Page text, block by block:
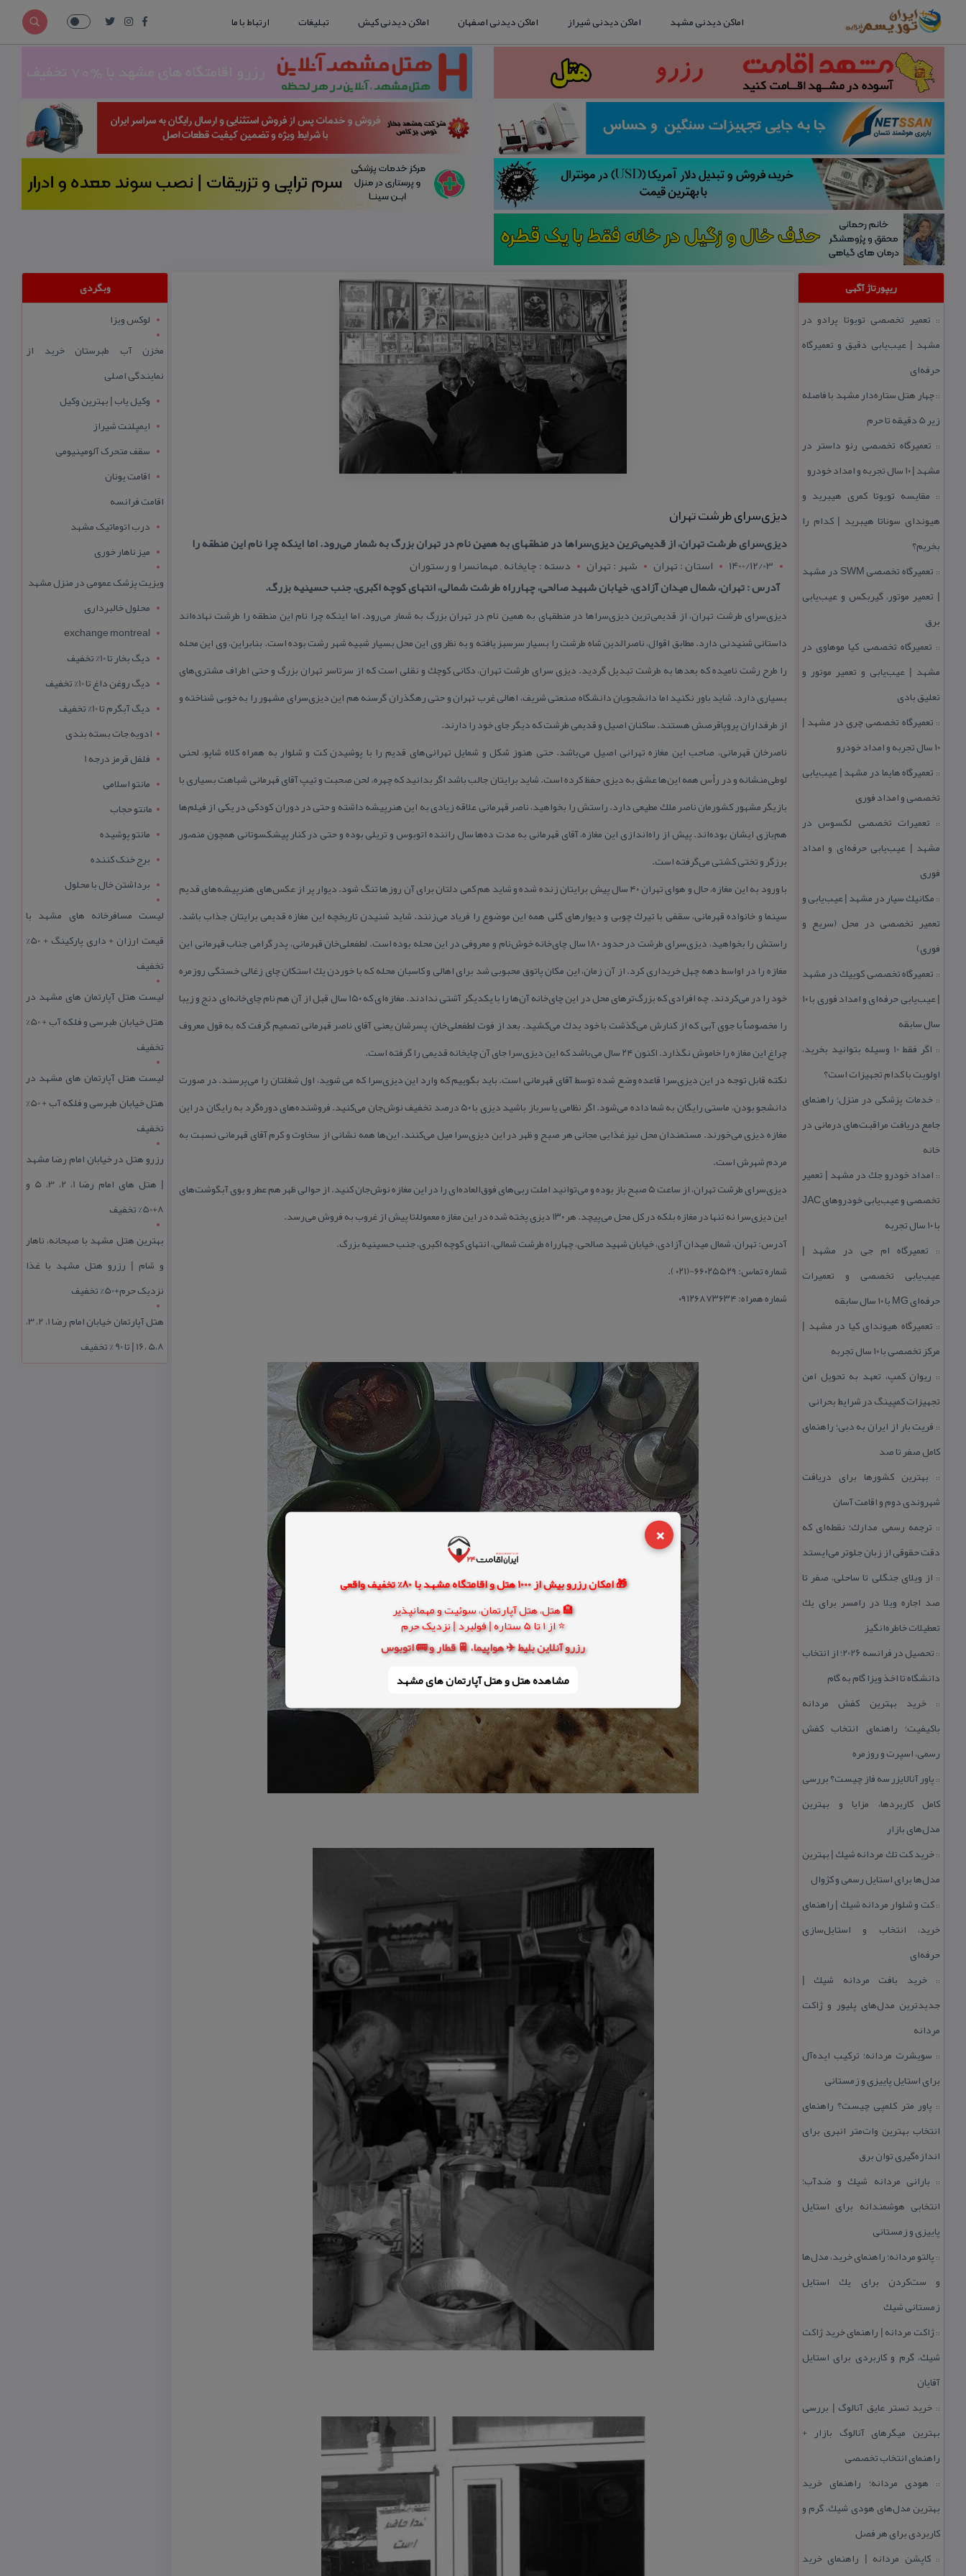
×
🎁 امکان رزرو بیش از 1000 هتل و اقامتگاه مشهد با 80% تخفیف واقعی
🏨 هتل، هتل آپارتمان، سوئیت و مهمانپذیر
⭐ از 1 تا 5 ستاره | فولبرد | نزدیک حرم
رزرو آنلاین بلیط ✈️ هواپیما، 🚆 قطار و 🚌 اتوبوس
مشاهده هتل و هتل‌ آپارتمان های مشهد
اماکن دیدنی مشهد اماکن دیدنی شیراز اماکن دیدنی اصفهان اماکن دیدنی کیش تبلیغات ارتباط با ما
ریپورتاژ آگهی
:: تعمیر تخصصی تویوتا پرادو در
مشهد | عیب‌یابی دقیق و تعمیرگاه
حرفه‌ای
::چهار هتل‌ ستاره‌دار مشهد با فاصله
زیر 5 دقیقه تا حرم
:: تعمیرگاه تخصصی رنو داستر در
مشهد | ۱۰ سال تجربه و امداد خودرو
:: مقایسه تویوتا كمری هیبرید و
هیوندای سوناتا هیبرید | كدام را
بخریم؟
::
تعمیرگاه تخصصی SWM در مشهد
| تعمیر موتور، گیربكس و عیب‌یابی
برق
:: تعمیرگاه تخصصی كیا موهاوی در
مشهد | عیب‌یابی و تعمیر موتور و
تعلیق بادی
:: تعمیرگاه تخصصی چری در مشهد |
۱۰ سال تجربه و امداد خودرو
:: تعمیرگاه هایما در مشهد | عیب‌یابی
تخصصی و امداد فوری
:: تعمیرات تخصصی لكسوس در
مشهد | عیب‌یابی حرفه‌ای و امداد
فوری
:: مكانیك سیار در مشهد | عیب‌یابی و
تعمیر تخصصی در محل (سریع و
فوری)
:: تعمیرگاه تخصصی كوییك در مشهد
| عیب‌یابی حرفه‌ای و امداد فوری با ۱۰
سال سابقه
::
اگر فقط 10 وسیله بتوانید بخرید،
اولویت با كدام تجهیزات است؟
:: خدمات پزشكی در منزل؛ راهنمای
جامع دریافت مراقبت‌های درمانی در
خانه
:: امداد خودرو جك در مشهد | تعمیر
تخصصی و عیب‌یابی خودروهای JAC
با ۱۰ سال تجربه
:: تعمیرگاه ام جی در مشهد |
عیب‌یابی تخصصی و تعمیرات
حرفه‌ای MG با ۱۰ سال سابقه
:: تعمیرگاه هیوندای كیا در مشهد |
مركز تخصصی با ۱۰ سال تجربه
:: ریوان كمپ، تعهد به تحویل امن
تجهیزات كمپینگ در شرایط بحرانی
:: فریت بار از ایران به دبی؛ راهنمای
كامل صفر تا صد
:: بهترین كشورها برای دریافت
شهروندی دوم و اقامت آسان
:: ترجمه رسمی مدارك؛ نقطه‌ای كه
دقت حقوقی از زبان جلوتر می‌ایستد
:: از ویلای جنگلی تا ساحلی، صفر تا
صد اجاره ویلا در رامسر برای یك
تعطیلات خاطره‌انگیز
::
تحصیل در فرانسه 2026؛ از انتخاب
دانشگاه تا اخذ ویزا گام به گام
::خرید بهترین كفش مردانه
باكیفیت؛ راهنمای انتخاب كفش
رسمی، اسپرت و روزمره
:: پاور آنالایزر سه فاز چیست؟ بررسی
كامل كاربردها، مزایا و بهترین
مدل‌های بازار
::خرید كت تك مردانه شیك | بهترین
مدل‌ها برای استایل رسمی و كژوال
::كت و شلوار مردانه شیك | راهنمای
خرید، انتخاب و استایل‌سازی
حرفه‌ای
::خرید بافت مردانه شیك |
جدیدترین مدل‌های پلیور و ژاكت
مردانه
:: سویشرت مردانه؛ تركیب ایده‌آل
برای استایل پاییزی و زمستانی
:: پاور متر كلمپی چیست؟ راهنمای
انتخاب بهترین وات‌متر انبری برای
اندازه‌گیری توان برق
:: بارانی مردانه شیك و ضدآب؛
انتخابی هوشمندانه برای استایل
پاییزی و زمستانی
:: پالتو مردانه؛ راهنمای خرید، مدل‌ها
و ست‌كردن برای یك استایل
زمستانی شیك
::ژاكت مردانه | راهنمای خرید ژاكت
شیك، گرم و كاربردی برای استایل
آقایان
:: خرید تستر عایق آنالوگ | بررسی
بهترین میگرهای آنالوگ بازار +
راهنمای انتخاب تخصصی
:: هودی مردانه؛ راهنمای خرید
بهترین مدل‌های هودی شیك، گرم و
كاربردی برای هر فصل
::كاپشن مردانه | راهنمای خرید
دیزی‌سرای طرشت تهران
دیزی‌سرای طرشت تهران، از قدیمی‌ترین دیزی‌سراها در منطقهای به همین نام در تهران بزرگ به شمار می‌رود. اما اینكه چرا نام این منطقه را
1400/12/03
استان : تهران شهر : تهران
دسته : چایخانه , مهمانسرا و رستوران
آدرس : تهران، شمال میدان آزادی، خیابان شهید صالحی، چهارراه طرشت شمالی، انتهای كوچه اكبری، جنب حسینیه بزرگ.
دیزی‌سرای طرشت تهران، از قدیمی‌ترین دیزی‌سراها در منطقهای به همین نام در تهران بزرگ به شمار می‌رود. اما اینكه چرا نام این منطقه را طرشت نهاده‌اند
داستانی شنیدنی دارد. مطابق اقوال، ناصرالدین شاه طرشت را بسیار سرسبز یافته و به نظر وی این محل بسیار شبیه شهر رشت بوده است. بنابراین، وی این محله
را طرح رشت نامیده كه بعدها به طرشت تبدیل گردید. دیزی سرای طرشت تهران، دكانی كوچك و نقلی است كه از سرتاسر تهران بزرگ و حتی اطراف مشتری‌های
بسیاری دارد. شاید باور نكنید اما دانشجویان دانشگاه صنعتی شریف، اهالی غرب تهران و حتی رهگذران گرسنه هم این دیزی‌سرای مشهور را به خوبی شناخته و
از طرفداران پروپاقرصش هستند. ساكنان اصیل و قدیمی طرشت كه دیگر جای خود را دارند.
ناصر‌خان قهرمانی، صاحب این مغازه تهرانی اصیل می‌باشد. حتی هنوز شكل و شمایل تهرانی‌های قدیم را با پوشیدن كت و شلوار به همراه كلاه شاپو، لحنی
لوطی‌منشانه و در رأس همه این‌ها عشق به دیزی حفظ كرده است. شاید برایتان جالب باشد اگر بدانید كه چهره، لحن صحبت و تیپ آقای قهرمانی شباهت بسیاری با
بازیگر مشهور كشورمان ناصر ملك مطیعی دارد. راستش را بخواهید، ناصر قهرمانی علاقه زیادی به این هنرپیشه داشته و حتی در دوران كودكی در یكی از فیلم‌ها
هم‌بازی ایشان بوده‌اند. پیش از راه‌اندازی این مغازه، آقای قهرمانی به مدت ده‌ها سال راننده اتوبوس و تریلی بوده و حتی در كنار پیشكسوتانی همچون منصور
برزگر و تختی كشتی می‌گرفته است.
با ورود به این مغازه، حال و هوای تهران ۴۰ سال پیش برایتان زنده شده و شاید هم كمی دلتان برای آن روزها تنگ شود. دیوار پر از عكس‌های هنرپیشه‌های قدیم
سینما و خانواده قهرمانی، سقفی با تیرك چوبی و دیوارهای گلی همه این موضوع را فریاد می‌زنند. شاید شنیدن تاریخچه این مغازه قدیمی برایتان جذاب باشد.
راستش را بخواهید، دیزی‌سرای طرشت در حدود ۱۸۰ سال چای‌خانه خوش‌نام و معروفی در این محله بوده است. لطفعلی‌خان قهرمانی، پدر گرامی جناب قهرمانی این
مغازه را در اواسط دهه چهل خریداری كرد. از آن زمان، این مكان پاتوق محبوبی شد برای اهالی و كاسبان محله كه با خوردن یك استكان چای زغالی خستگی روزمره
خود را در می‌كردند. چه افرادی كه بزرگ‌ترهای محل در این چای‌خانه آن‌ها را با یكدیگر آشتی ندادند. مغازه‌ای كه ۱۵۰ سال قبل از آن هم نام چای‌خانه‌ای دنج و زیبا
را مخصوصاٌ با جوی آبی كه از كنارش می‌گذشت با خود یدك می‌كشید. بعد از فوت لطفعلی‌خان، پسرشان یعنی آقای ناصر قهرمانی تصمیم گرفت كه به قول معروف
چراغ این مغازه را خاموش نگذارد. اكنون ۲۴ سال می‌باشد كه این دیزی‌سرا جای آن چایخانه قدیمی را گرفته است.
نكته قابل توجه در این دیزی‌سرا قاعده وضع شده توسط آقای قهرمانی است. باید بگوییم كه وارد این دیزی‌سرا كه می شوید، اول شغلتان را می‌پرسند. در صورت
دانشجو بودن، ماستی رایگان به شما داده می‌شود. اگر نظامی یا سرباز باشید دیزی با ۵۰ درصد تخفیف نوش‌جان می‌كنید. فروشنده‌های دوره‌گرد به رایگان در این
مغازه دیزی می‌خورند. مستمندان محل نیز غذایی مجانی هر صبح و ظهر در این دیزی‌سرا میل می‌كنند. این‌ها همه نشانی از سخاوت و كرم آقای قهرمانی نسبت به
مردم شهرش است.
دیزی‌سرای طرشت تهران، از ساعت ۵ صبح باز بوده و می‌توانید املت ربی‌های فوق‌العاده‌ای را در این مغازه نوش‌جان كنید. از حوالی ظهر هم عطر و بوی آبگوشت‌های
این دیزی‌سرا نه تنها در مغازه بلكه در كل محل می‌پیچد. هر ۱۳۰ دیزی پخته شده در این مغازه معمولاٌ تا پیش از غروب به فروش می‌رسد.
آدرس: تهران، شمال میدان آزادی، خیابان شهید صالحی، چهارراه طرشت شمالی، انتهای كوچه اكبری، جنب حسینیه بزرگ.
شماره تماس: ۶۶۰۲۵۵۲۹-(۰۲۱ ).
شماره همراه: ۰۹۱۲۶۸۷۳۶۳۴
وبگردی
لوکس ویزا
مخزن آب طبرستان خرید از
نمایندگی اصلی
وکیل یاب | بهترین وکیل
ایمپلنت شیراز
سقف متحرک آلومینیومی
اقامت یونان
اقامت فرانسه
درب اتوماتیک مشهد
میز ناهار خوری
ویزیت پزشک عمومی در منزل مشهد
محلول خالبرداری
exchange montreal
دیگ بخار تا 10% تخفیف
دیگ روغن داغ تا 10% تخفیف
دیگ آبگرم تا 10% تخفیف
ادویه جات بسته بندی
فلفل قرمز درجه 1
مانتو اسلامی
مانتو حجاب
مانتو پوشیده
برج خنک کننده
برداشتن خال با محلول
لیست مسافرخانه های مشهد با
قیمت ارزان + داری پارکینگ + 50%
تخفیف
لیست هتل آپارتمان های مشهد در
هتل خیابان طبرسی و فلکه آب + 50%
تخفیف
لیست هتل آپارتمان های مشهد در
هتل خیابان طبرسی و فلکه آب + 50%
تخفیف
رزرو هتل در خیابان امام رضا مشهد
| هتل‌ های امام رضا 1، 2، 3، 5 و
8+50% تخفیف
بهترین هتل مشهد با صبحانه، ناهار
و شام | رزرو هتل مشهد با غذا
نزدیک حرم+50% تخفیف
هتل آپارتمان خیابان امام رضا 1، 2، 3،
5،8 ،16 | تا 90 % تخفیف